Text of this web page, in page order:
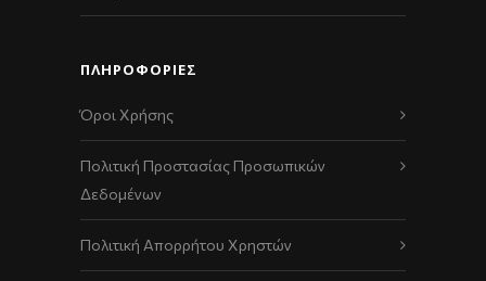
ΠΛΗΡΟΦΟΡΙΕΣ
Όροι Χρήσης
Πολιτική Προστασίας Προσωπικών
Δεδομένων
Πολιτική Απορρήτου Χρηστών